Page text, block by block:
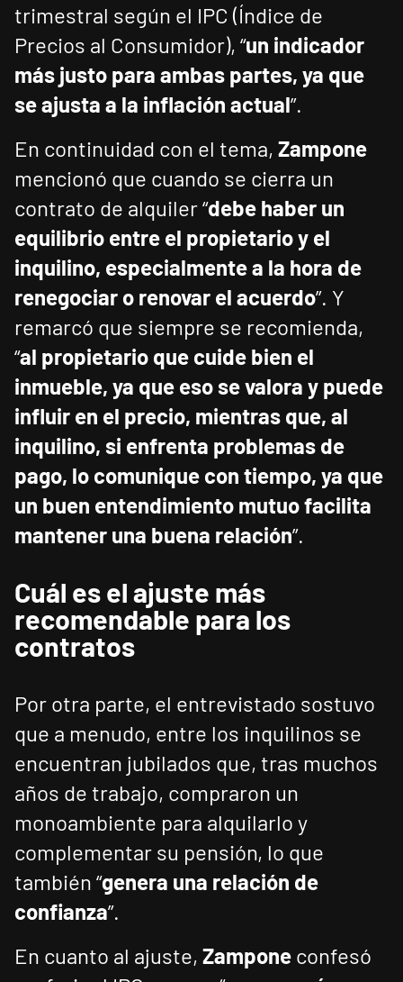
trimestral según el IPC (Índice de
Precios al Consumidor), “un indicador
más justo para ambas partes, ya que
se ajusta a la inflación actual”.
En continuidad con el tema, Zampone
mencionó que cuando se cierra un
contrato de alquiler “debe haber un
equilibrio entre el propietario y el
inquilino, especialmente a la hora de
renegociar o renovar el acuerdo”. Y
remarcó que siempre se recomienda,
“al propietario que cuide bien el
inmueble, ya que eso se valora y puede
influir en el precio, mientras que, al
inquilino, si enfrenta problemas de
pago, lo comunique con tiempo, ya que
un buen entendimiento mutuo facilita
mantener una buena relación”.
Cuál es el ajuste más
recomendable para los
contratos
Por otra parte, el entrevistado sostuvo
que a menudo, entre los inquilinos se
encuentran jubilados que, tras muchos
años de trabajo, compraron un
monoambiente para alquilarlo y
complementar su pensión, lo que
también “genera una relación de
confianza”.
En cuanto al ajuste, Zampone confesó